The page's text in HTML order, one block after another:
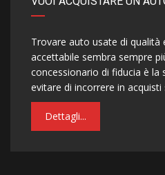
Trovare auto usate di qualità
accettabile sembra sempre
concessionario di fiducia è la
evitare di incorrere in acquisti
Dettagli...